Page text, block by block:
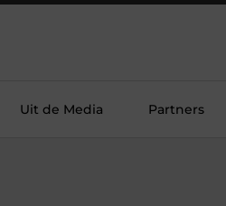
Uit de Media Partners